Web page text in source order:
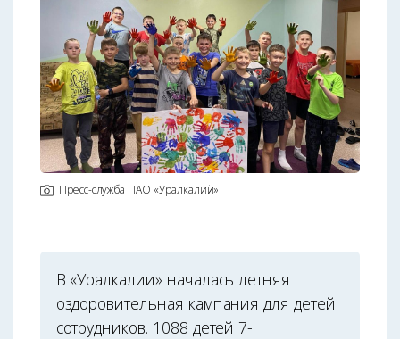
Пресс-служба ПАО «Уралкалий»
В «Уралкалии» началась летняя
оздоровительная кампания для детей
сотрудников. 1088 детей 7-